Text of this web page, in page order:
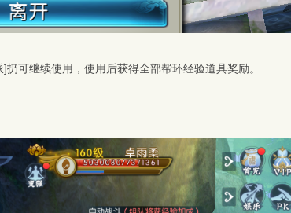
扔可继续使用，使用后获得全部帮环经验道具奖励。